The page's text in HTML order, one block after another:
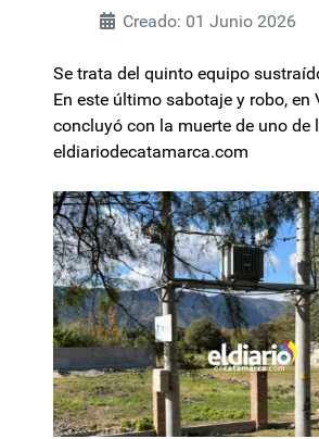
Creado: 01 Junio 2026
Se trata del quinto equipo
En este último sabotaje y robo, en
concluyó con la muerte de uno de
eldiariodecatamarca.com